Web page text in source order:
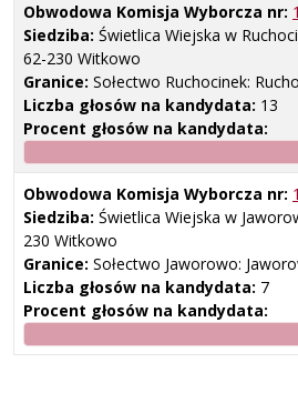
Obwodowa Komisja Wyborcza nr:
Siedziba: Świetlica Wiejska w
62-230 Witkowo
Granice: Sołectwo Ruchocinek:
Liczba głosów na kandydata: 13
Procent głosów na kandydata:
Obwodowa Komisja Wyborcza nr:
Siedziba: Świetlica Wiejska w
230 Witkowo
Granice: Sołectwo Jaworowo:
Liczba głosów na kandydata: 7
Procent głosów na kandydata: